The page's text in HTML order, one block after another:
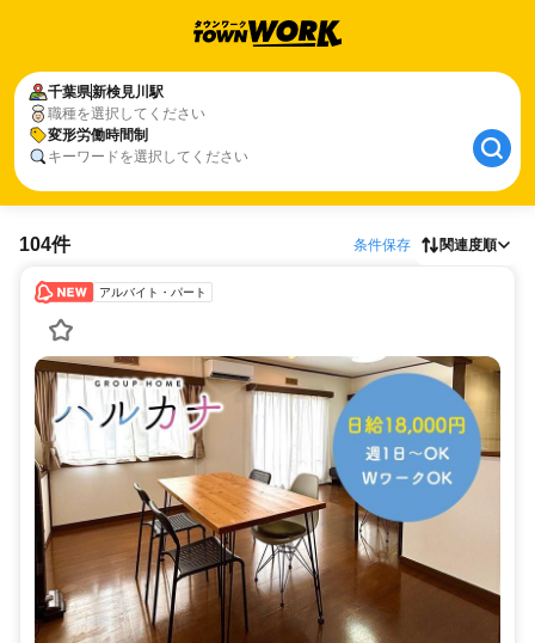
千葉県新検見川駅
職種を選択してください
変形労働時間制
キーワードを選択してください
104件 条件保存 関連度順
アルバイト・パート